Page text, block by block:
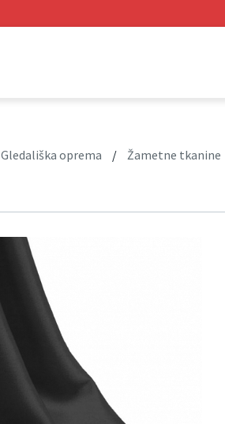
Gledališka oprema / Žametne tkanine